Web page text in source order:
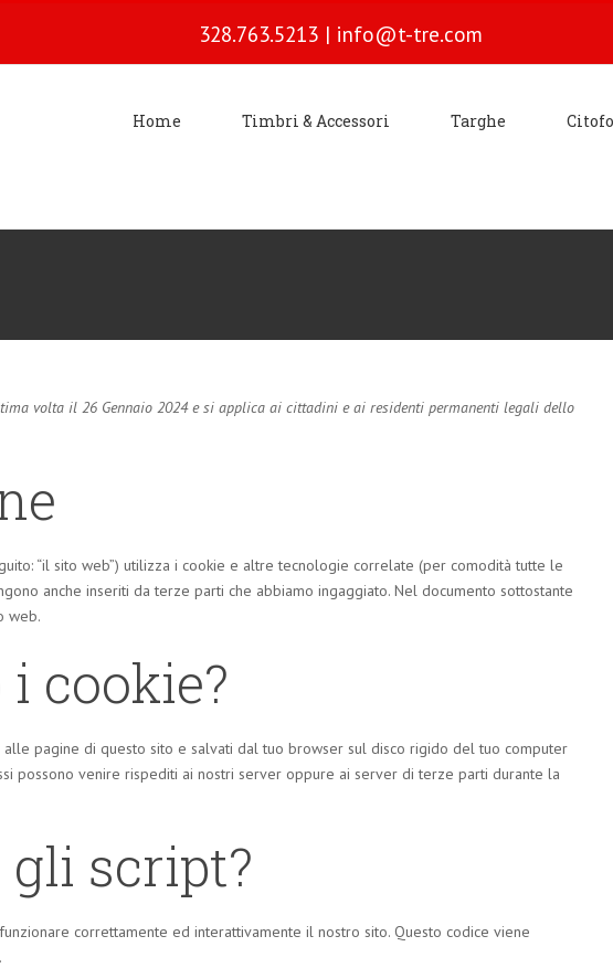
328.763.5213 | info@t-tre.com
Home Timbri & Accessori Targhe
volta il 26 Gennaio 2024 e si applica ai cittadini e ai residenti permanenti legali dello
“il sito web”) utilizza i cookie e altre tecnologie correlate (per comodità tutte le
anche inseriti da terze parti che abbiamo ingaggiato. Nel documento sottostante
web.
i cookie?
pagine di questo sito e salvati dal tuo browser sul disco rigido del tuo computer
possono venire rispediti ai nostri server oppure ai server di terze parti durante la
gli script?
correttamente ed interattivamente il nostro sito. Questo codice viene